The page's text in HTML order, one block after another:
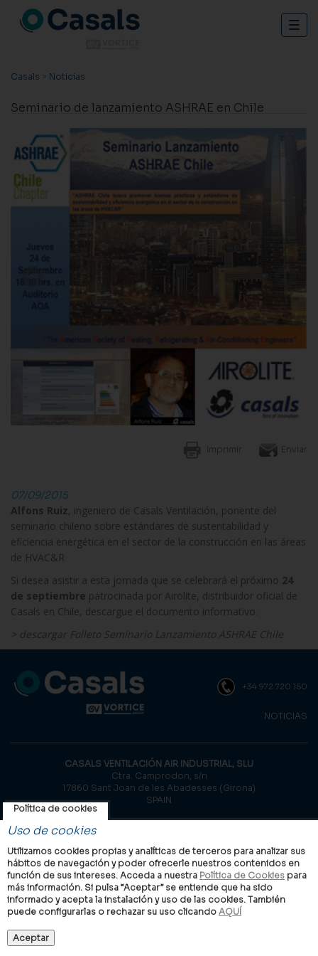
Casals > Noticias
Seminario de lanzamiento ASHRAE en Chile
Imprimir Enviar
07/09/2015
Alfons Ruiz , ingeniero de Casals Ventilación, ponente del
seminario chileno sobre estándares de sustentabilidad y
eficiencia energética en el sector de la construcción en las áreas
de HVAC&R
Si desea asistir a esta jornada que se celebrará el próximo 24
de septiembre patrocinada por Airolite, distribuidor oficial de
Casals en Chile, descargue el documento informativo.
> descargar Folleto Seminario Lanzamiento ASHRAE Chile
+34 972 720 150
NOTICIAS
CASALS VENTILACIÓN AIR INDUSTRIAL, SLU
Ctra. Camprodon, s/n
17860 Sant Joan de les Abadesses (Girona)
SPAIN
© Casals, 2026 | Aviso legal
Grupo VORTICE en el mundo
Internacional
Uso de cookies
Utilizamos cookies propias y analíticas de terceros para analizar sus
hábitos de navegación y poder ofrecerle nuestros contenidos en
función de sus intereses. Acceda a nuestra Política de Cookies para
más información. Si pulsa “Aceptar” se entiende que ha sido
informado y acepta la instalación y uso de las cookies. También
puede configurarlas o rechazar su uso clicando AQUÍ
Aceptar
Política de cookies